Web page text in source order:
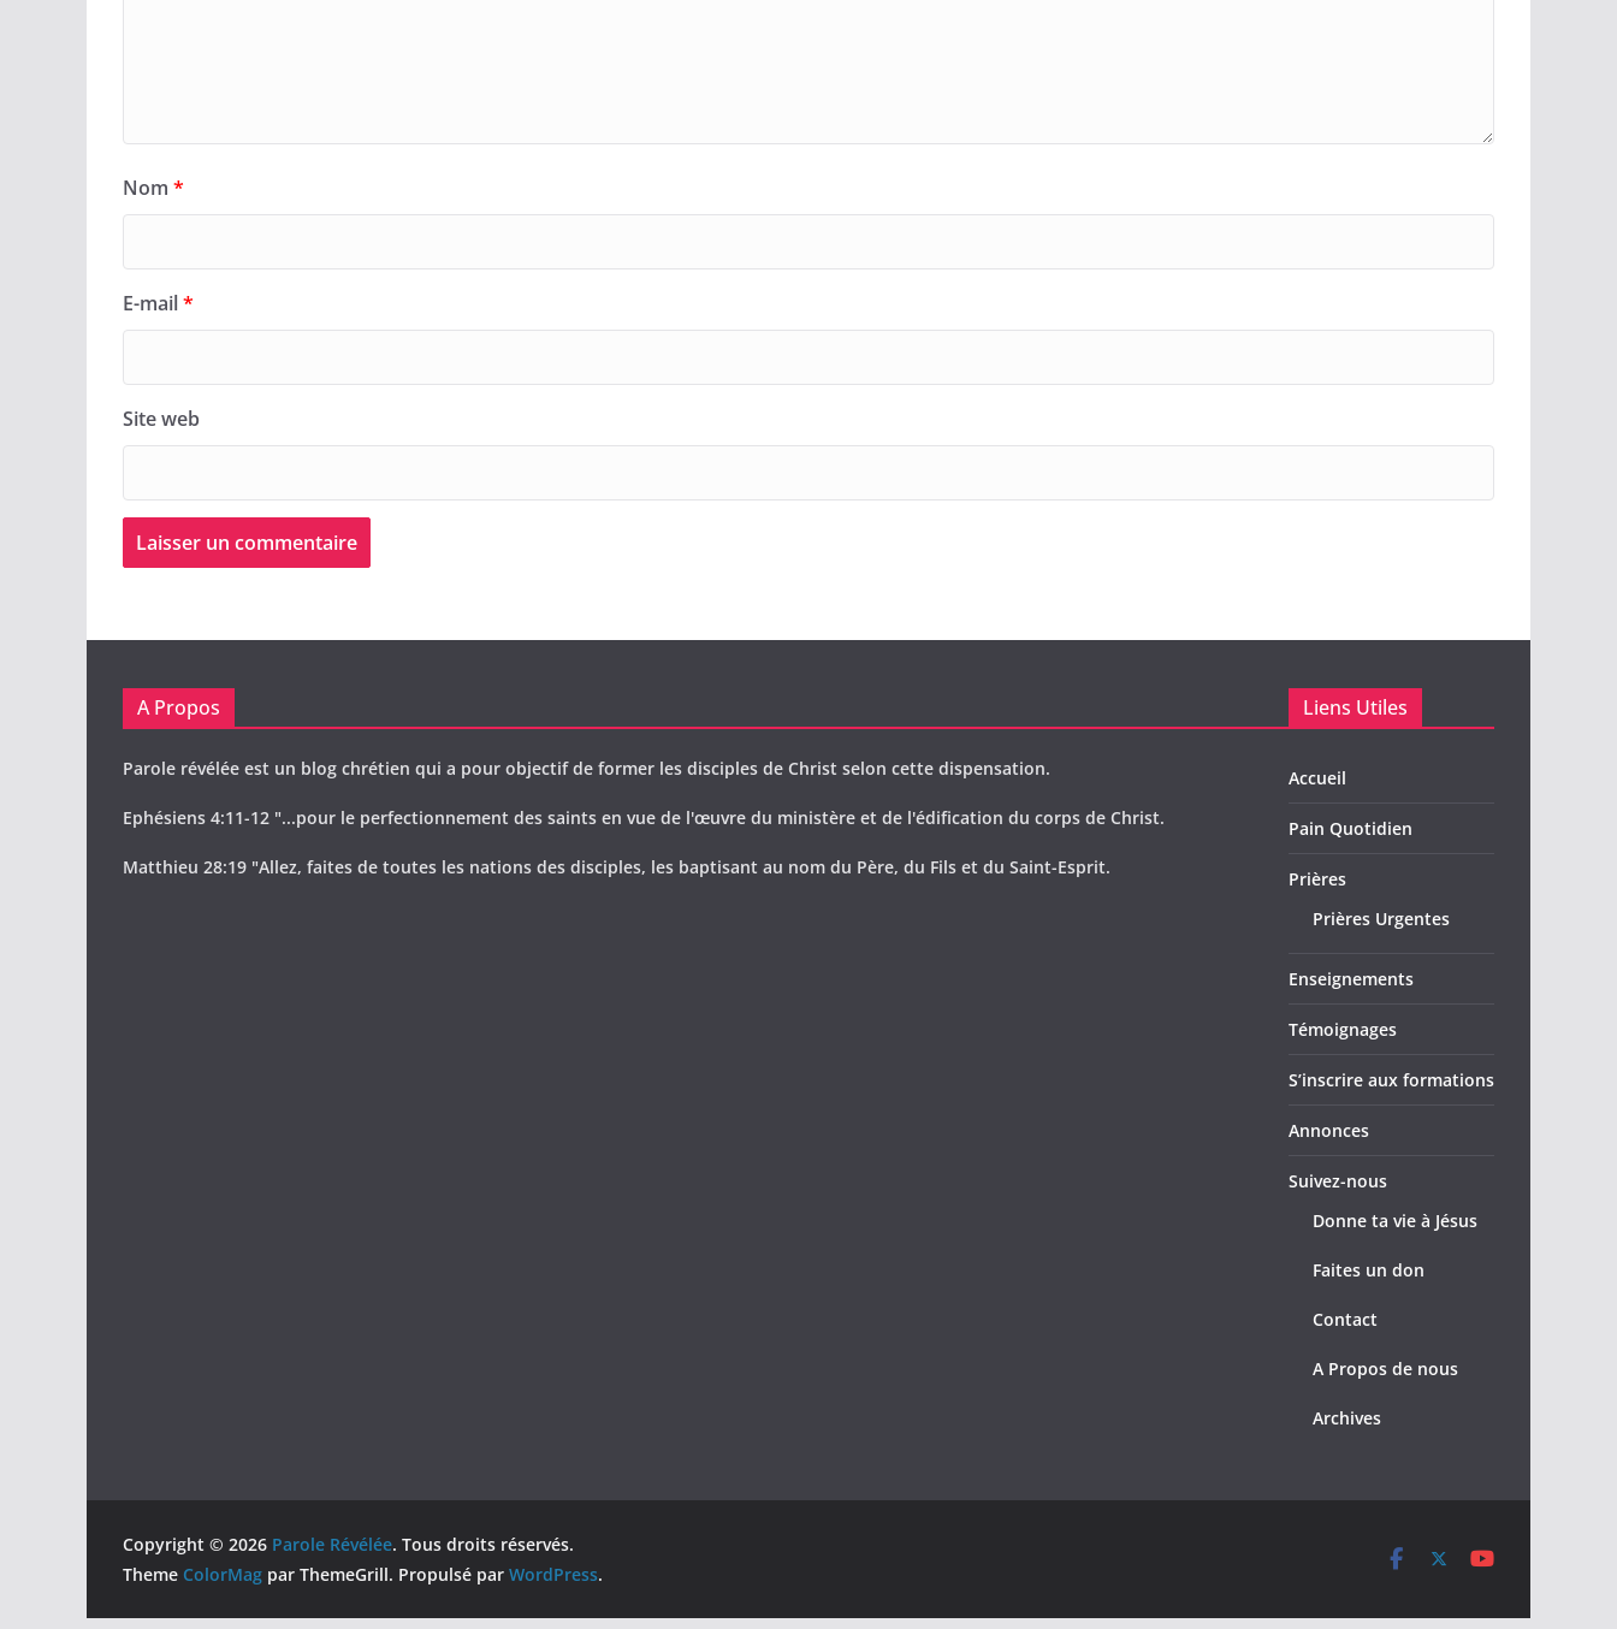
Nom *
E-mail*
Site web
A Propos
Parole révélée est un blog chrétien qui a pour objectif de former les disciples de Christ selon cette dispensation.
Ephésiens 4:11-12 "...pour le perfectionnement des saints en vue de l'œuvre du ministère et de l'édification du corps de Christ.
Matthieu 28:19 "Allez, faites de toutes les nations des disciples, les baptisant au nom du Père, du Fils et du Saint-Esprit.
Liens Utiles
Accueil
Pain Quotidien
Prières
Prières Urgentes
Enseignements
Témoignages
S’inscrire aux formations
Annonces
Suivez-nous
Donne ta vie à Jésus
Faites un don
Contact
A Propos de nous
Archives
Copyright © 2026 Parole Révélée. Tous droits réservés.
Theme ColorMag par ThemeGrill. Propulsé par WordPress.